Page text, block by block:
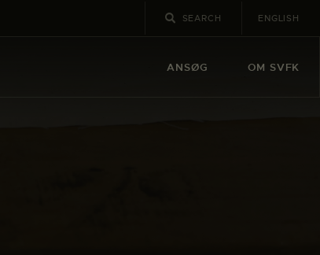
ENGLISH
ANSØG OM SVFK